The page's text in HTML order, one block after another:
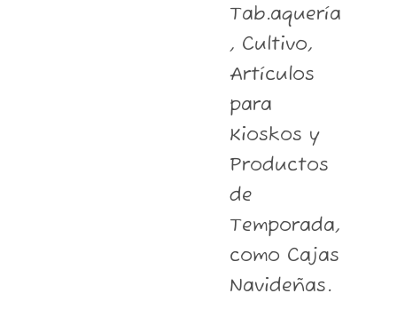
Tab.aquería
, Cultivo,
Artículos
para
Kioskos y
Productos
de
Temporada,
como Cajas
Navideñas.